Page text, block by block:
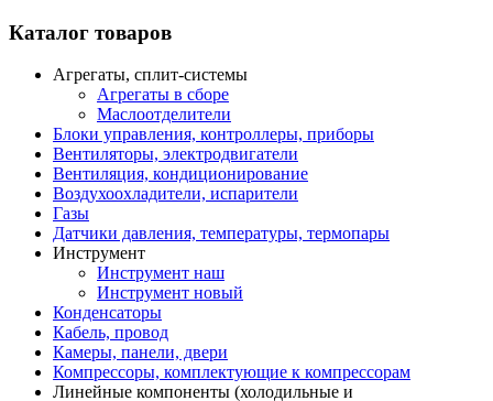
Каталог товаров
Агрегаты, сплит-системы
Агрегаты в сборе
Маслоотделители
Блоки управления, контроллеры, приборы
Вентиляторы, электродвигатели
Вентиляция, кондиционирование
Воздухоохладители, испарители
Газы
Датчики давления, температуры, термопары
Инструмент
Инструмент наш
Инструмент новый
Конденсаторы
Кабель, провод
Камеры, панели, двери
Компрессоры, комплектующие к компрессорам
Линейные компоненты (холодильные и